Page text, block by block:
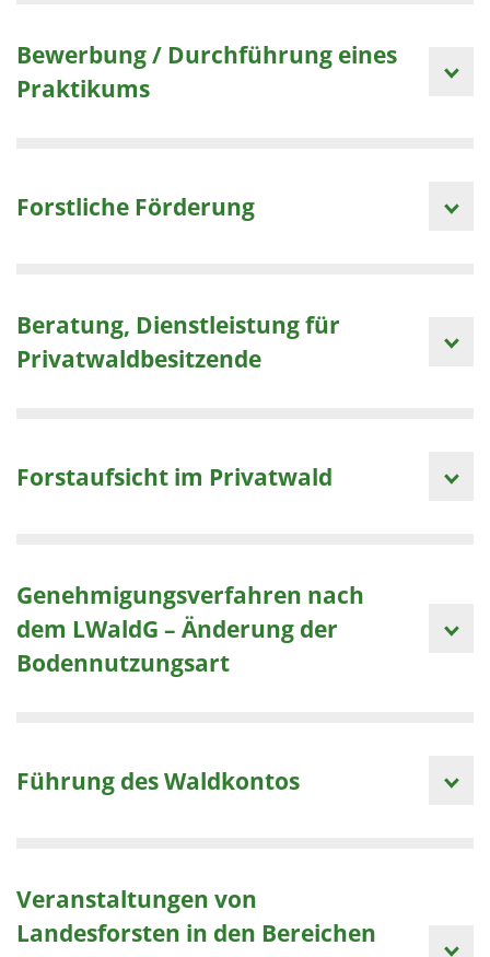
Bewerbung / Durchführung eines
Praktikums
Forstliche Förderung
Beratung, Dienstleistung für
Privatwaldbesitzende
Forstaufsicht im Privatwald
Genehmigungsverfahren nach
dem LWaldG – Änderung der
Bodennutzungsart
Führung des Waldkontos
Veranstaltungen von
Landesforsten in den Bereichen